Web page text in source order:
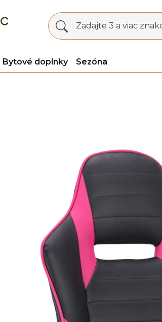
Zadajte 3 a viac
Bytové doplnky Sezóna